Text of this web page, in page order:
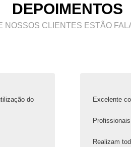
DEPOIMENTOS
NOSSOS CLIENTES ESTÃO
do
Excelente
Realizam